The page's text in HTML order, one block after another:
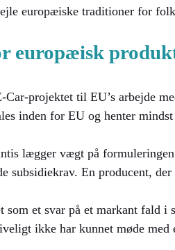
europæiske traditioner for
europæisk
projektet til EU’s arbejde
inden for EU og henter
lægger vægt på
subsidiekrav. En producent,
som et svar på et markant fald i
ikke har kunnet møde med